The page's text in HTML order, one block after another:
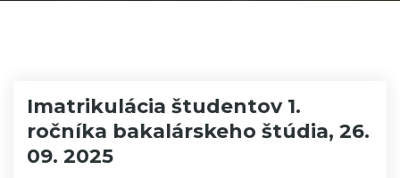
Imatrikulácia študentov 1.
ročníka bakalárskeho štúdia, 26.
09. 2025